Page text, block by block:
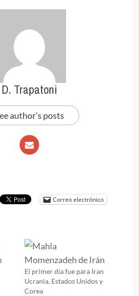
D. Trapatoni
author's posts
Correo electrónico
El primer día fue para Iran
Ucrania, Estados Unidos y
Corea